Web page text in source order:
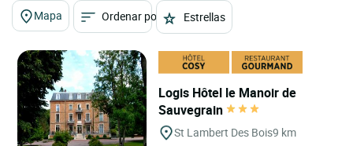
Mapa Ordenar por Estrellas
Logis Hôtel le Manoir de
Sauvegrain
St Lambert Des Bois9 km